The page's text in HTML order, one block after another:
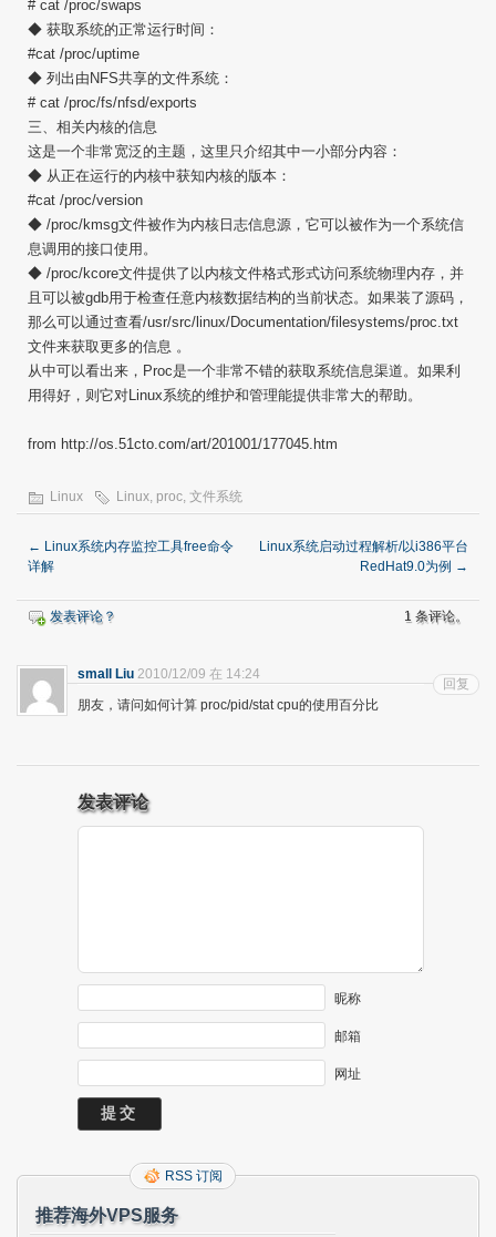
# cat /proc/swaps
◆ 获取系统的正常运行时间：
#cat /proc/uptime
◆ 列出由NFS共享的文件系统：
# cat /proc/fs/nfsd/exports
三、相关内核的信息
这是一个非常宽泛的主题，这里只介绍其中一小部分内容：
◆ 从正在运行的内核中获知内核的版本：
#cat /proc/version
◆ /proc/kmsg文件被作为内核日志信息源，它可以被作为一个系统信
息调用的接口使用。
◆ /proc/kcore文件提供了以内核文件格式形式访问系统物理内存，并
且可以被gdb用于检查任意内核数据结构的当前状态。如果装了源码，
那么可以通过查看/usr/src/linux/Documentation/filesystems/proc.txt
文件来获取更多的信息 。
从中可以看出来，Proc是一个非常不错的获取系统信息渠道。如果利
用得好，则它对Linux系统的维护和管理能提供非常大的帮助。
from http://os.51cto.com/art/201001/177045.htm
Linux Linux, proc, 文件系统
← Linux系统内存监控工具free命令
详解
Linux系统启动过程解析/以i386平台
RedHat9.0为例 →
发表评论？ 1 条评论。
small Liu 2010/12/09 在 14:24
朋友，请问如何计算 proc/pid/stat cpu的使用百分比
回复
发表评论
昵称
邮箱
网址
RSS 订阅
推荐海外VPS服务